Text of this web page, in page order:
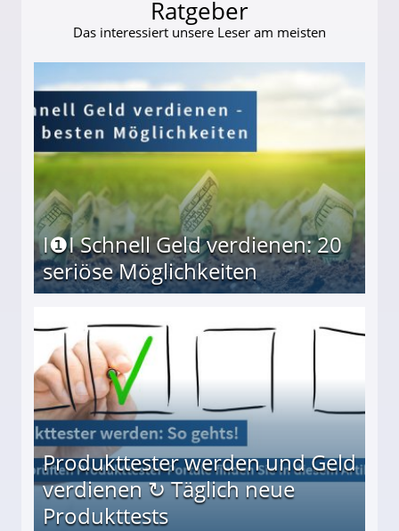
Ratgeber
Das interessiert unsere Leser am meisten
I❶I Schnell Geld verdienen: 20
seriöse Möglichkeiten
Produkttester werden und Geld
verdienen ↻ Täglich neue
Produkttests